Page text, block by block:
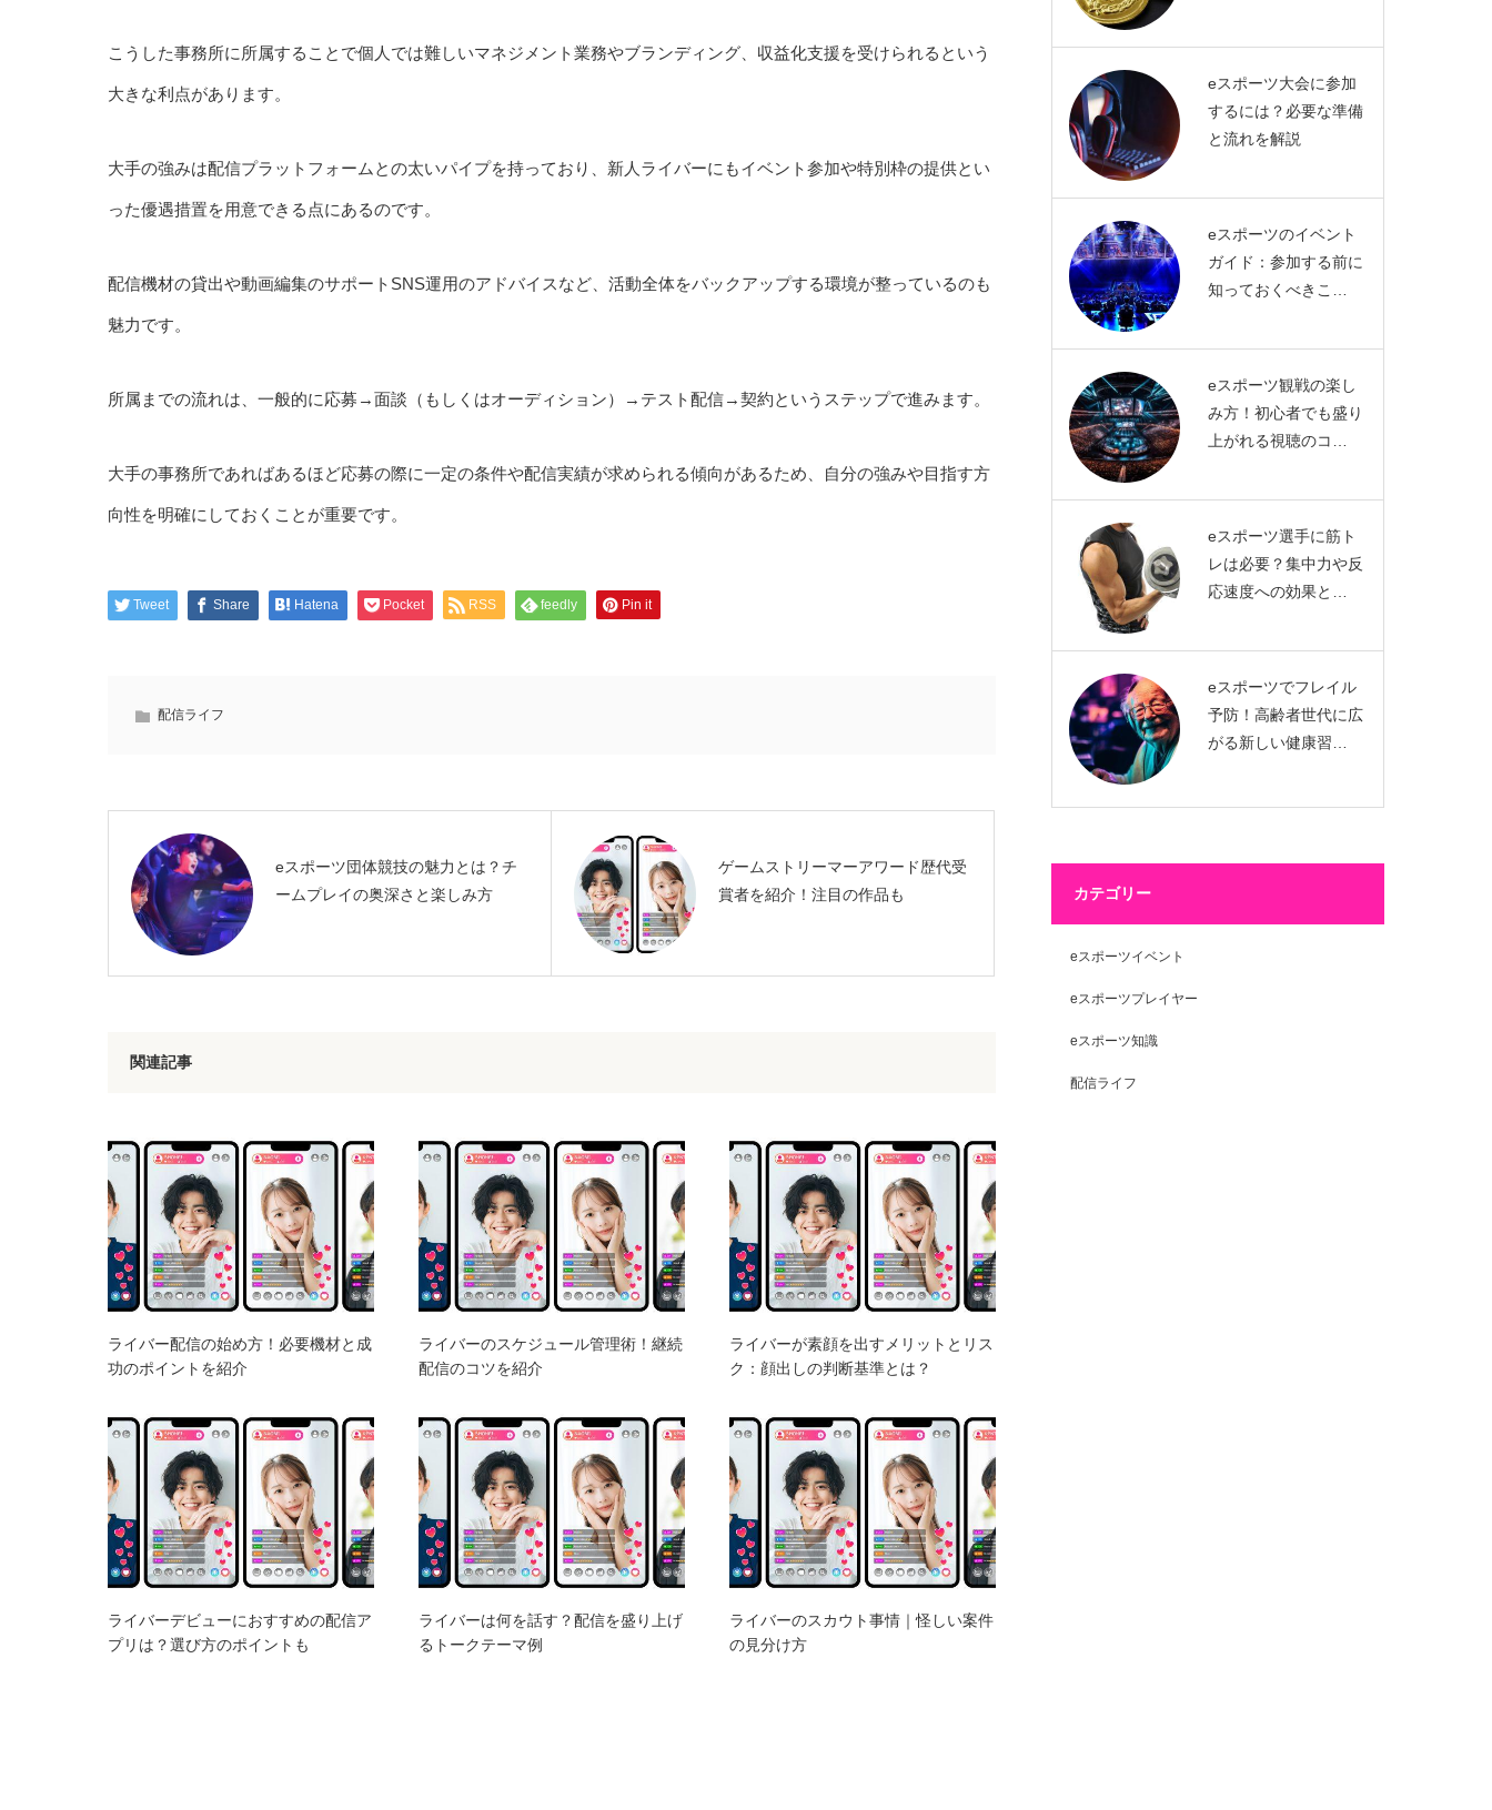
こうした事務所に所属することで個人では難しいマネジメント業務やブランディング、収益化支援を受けられるという
大きな利点があります。
大手の強みは配信プラットフォームとの太いパイプを持っており、新人ライバーにもイベント参加や特別枠の提供とい
った優遇措置を用意できる点にあるのです。
配信機材の貸出や動画編集のサポートSNS運用のアドバイスなど、活動全体をバックアップする環境が整っているのも
魅力です。
所属までの流れは、一般的に応募→面談（もしくはオーディション）→テスト配信→契約というステップで進みます。
大手の事務所であればあるほど応募の際に一定の条件や配信実績が求められる傾向があるため、自分の強みや目指す方
向性を明確にしておくことが重要です。
Tweet Share Hatena Pocket RSS feedly Pin it
配信ライフ
eスポーツ団体競技の魅力とは？チ
ームプレイの奥深さと楽しみ方
ゲームストリーマーアワード歴代受
賞者を紹介！注目の作品も
関連記事
ライバー配信の始め方！必要機材と成
功のポイントを紹介
ライバーのスケジュール管理術！継続
配信のコツを紹介
ライバーが素顔を出すメリットとリス
ク：顔出しの判断基準とは？
ライバーデビューにおすすめの配信ア
プリは？選び方のポイントも
ライバーは何を話す？配信を盛り上げ
るトークテーマ例
ライバーのスカウト事情｜怪しい案件
の見分け方
eスポーツ大会に参加
するには？必要な準備
と流れを解説
eスポーツのイベント
ガイド：参加する前に
知っておくべきこ…
eスポーツ観戦の楽し
み方！初心者でも盛り
上がれる視聴のコ…
eスポーツ選手に筋ト
レは必要？集中力や反
応速度への効果と…
eスポーツでフレイル
予防！高齢者世代に広
がる新しい健康習…
カテゴリー
eスポーツイベント
eスポーツプレイヤー
eスポーツ知識
配信ライフ